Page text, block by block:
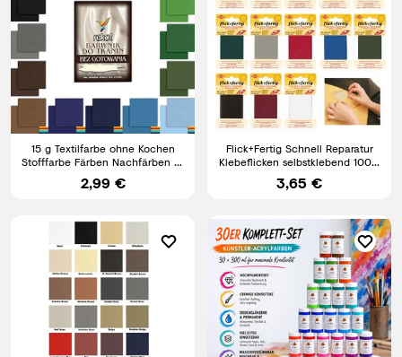
15 g Textilfarbe ohne Kochen
Stofffarbe Färben Nachfärben 16
Farben zur Auswahl
2,99 €
Flick+Fertig Schnell Reparatur
Klebeflicken selbstklebend 100%
Nylon Flicken
3,65 €